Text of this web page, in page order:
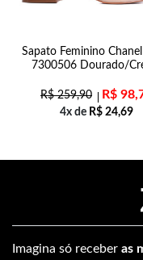
Sapato Feminino
7300506 Dourado/
R$259,90 R$
4x de R$ 24,69
Imagina só receber as